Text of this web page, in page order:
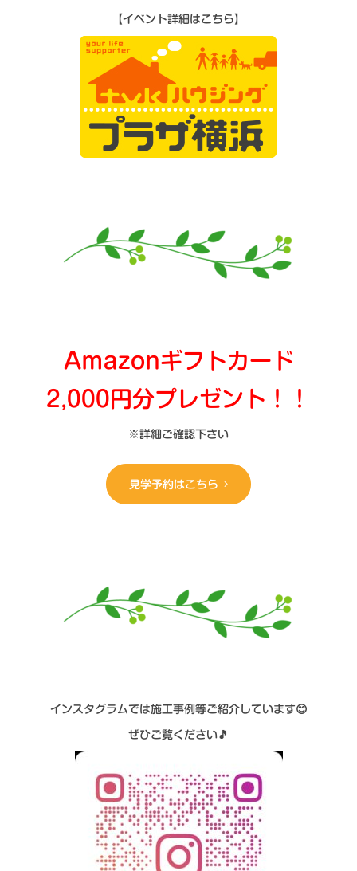
【イベント詳細はこちら】
Amazonギフトカード
2,000円分プレゼント！！
※詳細ご確認下さい
見学予約はこちら
インスタグラムでは施工事例等ご紹介しています😊
ぜひご覧ください🎵